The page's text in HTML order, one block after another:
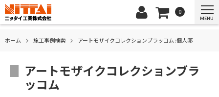
0
MENU
ホーム 施⼯事例検索 アートモザイクコレクションブラッコム :個人邸
アートモザイクコレクションブラ
ッコム